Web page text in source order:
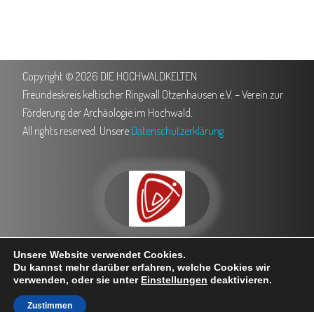
Copyright © 2026 DIE HOCHWALDKELTEN
Freundeskreis keltischer Ringwall Otzenhausen e.V. – Verein zur
Förderung der Archäologie im Hochwald.
All rights reserved. Unsere Datenschutzerklärung
0151 503 762 35 info@hochwaldkelten.de
Trierer Straße 5, 66620 Nonnweiler
Besuche uns bei Facebook
Unsere Website verwendet Cookies.
Du kannst mehr darüber erfahren, welche Cookies wir
verwenden, oder sie unter Einstellungen deaktivieren.
Zustimmen